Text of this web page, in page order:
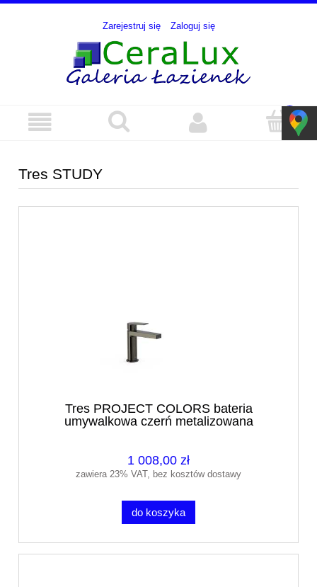
Zarejestruj się Zaloguj się
Tres STUDY
Tres PROJECT COLORS bateria
umywalkowa czerń metalizowana
1 008,00 zł
zawiera 23% VAT, bez kosztów dostawy
do koszyka